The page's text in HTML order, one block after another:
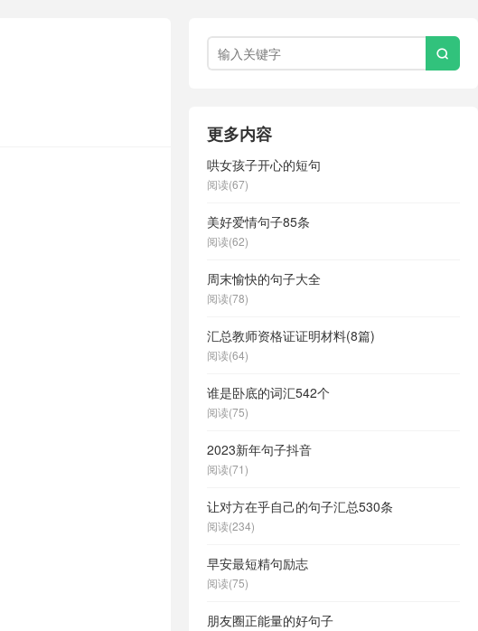

更多内容
哄女孩子开心的短句
阅读(67)
美好爱情句子85条
阅读(62)
周末愉快的句子大全
阅读(78)
汇总教师资格证证明材料(8篇)
阅读(64)
谁是卧底的词汇542个
阅读(75)
2023新年句子抖音
阅读(71)
让对方在乎自己的句子汇总530条
阅读(234)
早安最短精句励志
阅读(75)
朋友圈正能量的好句子